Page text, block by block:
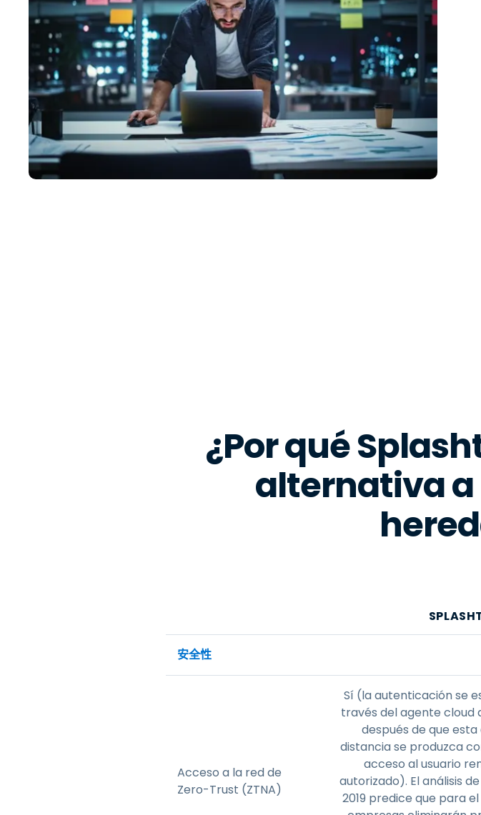
¿Por qué
alternativa a
安全性
Acceso a la red de
Zero-Trust (ZTNA)
Sí (la autenticación se
través del agente cloud
después de que
distancia se produzca
acceso al usuario
autorizado). El análisis
2019 predice que para el